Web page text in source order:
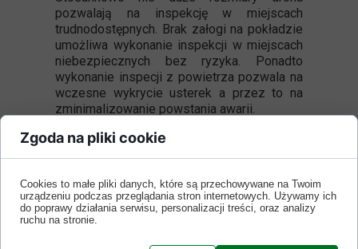
pozwalają na inspekcję w miejscach
trudnodostępnych. Brak załogi na pokładzie
umożliwa wykonanie inspekcji w miejscach
niebezpiecznych bez ryzyka. Ponadto
wykonanie inspecji z powietrza pozwala na
wczesne wykrycie usterek a przez to na
zminimalizowanie powstania awarii.
Pozostałe przykłady wykorzystania zdjęć z
drona oraz filmów z powietrza w celach
• Rolnictwo przyszłości. Zdjęcia z dużej
wysokości pozwolą na odpowiednio
zaplanowanie czasu zbiorów czy
Zgoda na pliki cookie
Cookies to małe pliki danych, które są przechowywane na Twoim
urządzeniu podczas przeglądania stron internetowych. Używamy ich
do poprawy działania serwisu, personalizacji treści, oraz analizy
ruchu na stronie.